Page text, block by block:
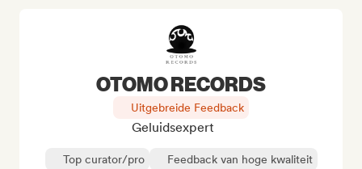
OTOMO RECORDS
Uitgebreide Feedback
Geluidsexpert
Top curator/pro
Feedback van hoge kwaliteit